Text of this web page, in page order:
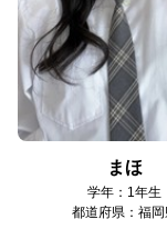
まほ
学年：1年生
都道府県：福岡